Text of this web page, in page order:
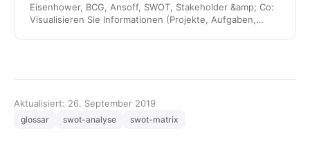
Eisenhower, BCG, Ansoff, SWOT, Stakeholder &amp; Co:
Visualisieren Sie Informationen (Projekte, Aufgaben,
Aktualisiert: 26. September 2019
glossar swot-analyse swot-matrix